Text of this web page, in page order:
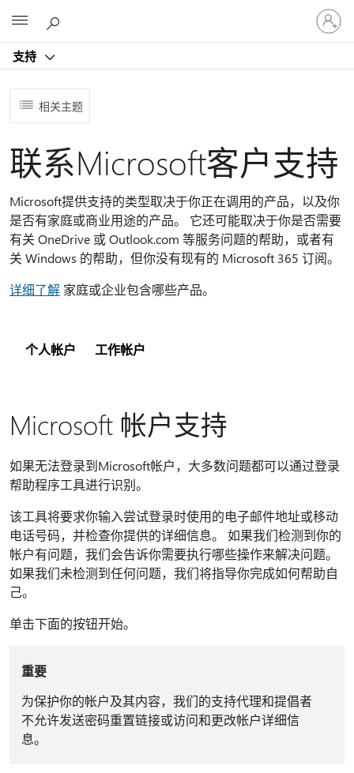
支持
请
登
录
相关主题
联系Microsoft客户支持
Microsoft提供支持的类型取决于你正在调用的产品，以及你
是否有家庭或商业用途的产品。 它还可能取决于你是否需要
有关 OneDrive 或 Outlook.com 等服务问题的帮助，或者有
关 Windows 的帮助，但你没有现有的 Microsoft 365 订阅。
详细了解 家庭或企业包含哪些产品。
个人帐户 工作帐户
Microsoft 帐户支持
如果无法登录到Microsoft帐户，大多数问题都可以通过登录
帮助程序工具进行识别。
该工具将要求你输入尝试登录时使用的电子邮件地址或移动
电话号码，并检查你提供的详细信息。 如果我们检测到你的
帐户有问题，我们会告诉你需要执行哪些操作来解决问题。
如果我们未检测到任何问题，我们将指导你完成如何帮助自
己。
单击下面的按钮开始。
重要
为保护你的帐户及其内容，我们的支持代理和提倡者
不允许发送密码重置链接或访问和更改帐户详细信
息。